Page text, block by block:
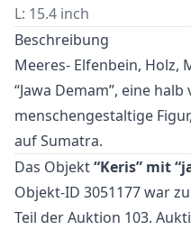
L: 15.4 inch
Beschreibung
Meeres- Elfenbein, Holz,
“Jawa Demam”, eine halb
menschengestaltige
auf Sumatra.
Das Objekt“Keris” mit
Objekt-ID 3051177 war
Teil der Auktion 103.